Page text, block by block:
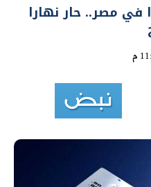
مصر.. حار نهارا